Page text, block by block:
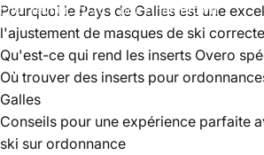
01 février, 2025 parEthan Brown
Pourquoi le Pays de Galles est une
l'ajustement de masques de ski
Qu'est-ce qui rend les inserts Overo
Où trouver des inserts pour
Galles
Conseils pour une expérience parfaite
ski sur ordonnance